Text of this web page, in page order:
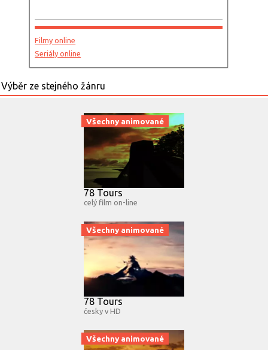
Filmy online
Seriály online
Všechny animované
78 Tours
celý film on-line
Všechny animované
78 Tours
česky v HD
Všechny animované